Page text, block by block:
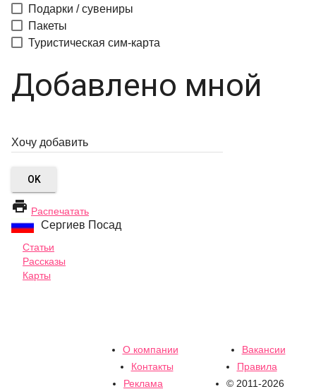
Подарки / сувениры
Пакеты
Туристическая сим-карта
Добавлено мной
OK
 Распечатать
Сергиев Посад
Статьи
Рассказы
Карты
О компании
Вакансии
Контакты
Правила
Реклама
© 2011-2026